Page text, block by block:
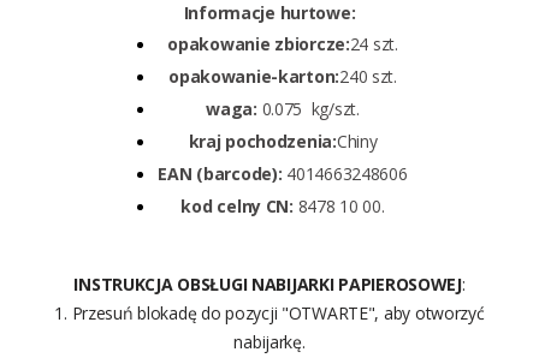
Informacje hurtowe:
opakowanie zbiorcze:24 szt.
opakowanie-karton:240 szt.
waga: 0.075 kg/szt.
kraj pochodzenia:Chiny
EAN (barcode): 4014663248606
kod celny CN: 8478 10 00.
INSTRUKCJA OBSŁUGI NABIJARKI PAPIEROSOWEJ:
1. Przesuń blokadę do pozycji "OTWARTE", aby otworzyć
nabijarkę.